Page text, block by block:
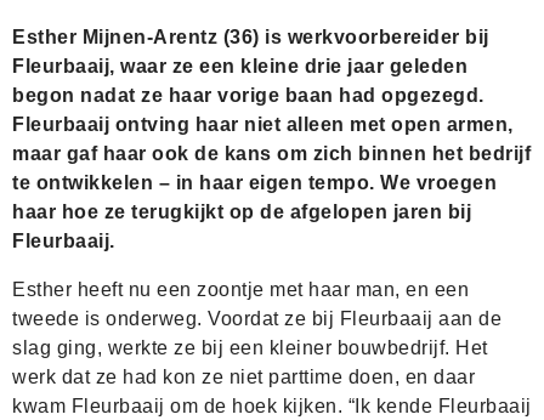
Esther Mijnen-Arentz (36) is werkvoorbereider bij
Fleurbaaij, waar ze een kleine drie jaar geleden
begon nadat ze haar vorige baan had opgezegd.
Fleurbaaij ontving haar niet alleen met open armen,
maar gaf haar ook de kans om zich binnen het bedrijf
te ontwikkelen – in haar eigen tempo. We vroegen
haar hoe ze terugkijkt op de afgelopen jaren bij
Fleurbaaij.
Esther heeft nu een zoontje met haar man, en een
tweede is onderweg. Voordat ze bij Fleurbaaij aan de
slag ging, werkte ze bij een kleiner bouwbedrijf. Het
werk dat ze had kon ze niet parttime doen, en daar
kwam Fleurbaaij om de hoek kijken. “Ik kende Fleurbaaij